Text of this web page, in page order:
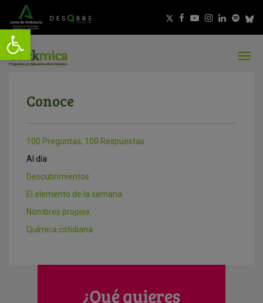
Conoce
100 Preguntas, 100 Respuestas
Al día
Descubrimientos
El elemento de la semana
Nombres propios
Química cotidiana